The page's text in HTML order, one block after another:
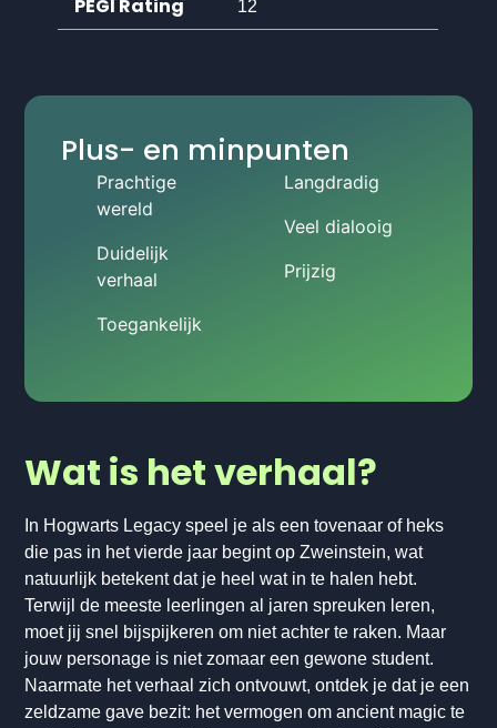
PEGI Rating 12
Plus- en minpunten
Prachtige
wereld
Duidelijk
verhaal
Toegankelijk
Langdradig
Veel dialooig
Prijzig
Wat is het verhaal?
In Hogwarts Legacy speel je als een tovenaar of heks
die pas in het vierde jaar begint op Zweinstein, wat
natuurlijk betekent dat je heel wat in te halen hebt.
Terwijl de meeste leerlingen al jaren spreuken leren,
moet jij snel bijspijkeren om niet achter te raken. Maar
jouw personage is niet zomaar een gewone student.
Naarmate het verhaal zich ontvouwt, ontdek je dat je een
zeldzame gave bezit: het vermogen om ancient magic te